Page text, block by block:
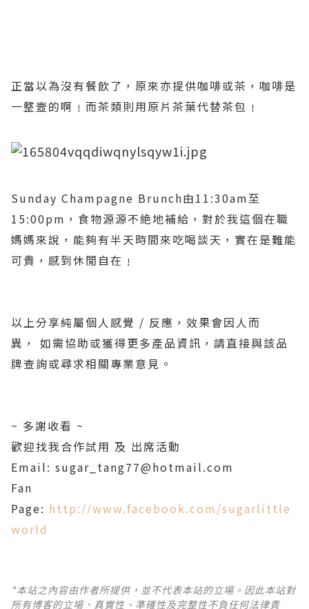
正當以為沒有餐飲了，原來亦提供咖啡或茶，咖啡是
一整壼的啊﹗而茶類則用原片茶葉代替茶包﹗
Sunday Champagne Brunch由11:30am至
15:00pm ，食物源源不絶地補給，對於我這個在職
媽媽來說，能夠有半天時間來吃喝談天，實在是難能
可貴，感到休閒自在﹗
以上分享純屬個人感覺 / 反應，效果會因人而
異，
如需協助或獲得更多產品資訊，請直接與該品
牌查詢或尋求相關專業意見。
~ 多謝收看 ~
歡迎找我合作試用 及 出席活動
Email: sugar_tang77@hotmail.com
Fan
Page: http://www.facebook.com/sugarlittle
world
*本站之內容由作者所提供，並不代表本站的立場。因此本站對
所有博客的立場、真實性、準確性及完整性不負任何法律責